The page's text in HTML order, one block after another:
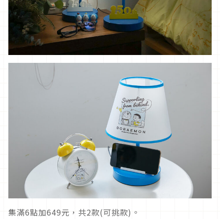
集滿6點加649元，共2款(可挑款)。